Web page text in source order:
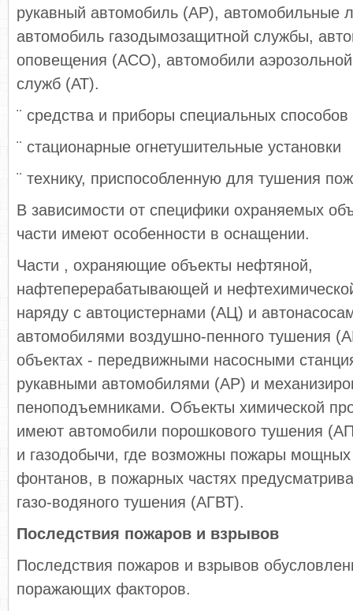
рукавный автомобиль (АР), автомобильные
автомобиль газодымозащитной службы,
оповещения (АСО), автомобили аэрозольной
служб (АТ).
¨ средства и приборы специальных
¨ стационарные огнетушительные установки
¨ технику, приспособленную для тушения
В зависимости от специфики охраняемых
части имеют особенности в оснащении.
Части , охраняющие объекты нефтяной,
нафтеперерабатывающей и
наряду с автоцистернами (АЦ) и
автомобилями воздушно-пенного тушения
объектах - передвижными насосными
рукавными автомобилями (АР) и
пеноподъемниками. Объекты химической
имеют автомобили порошкового тушения
и газодобычи, где возможны пожары
фонтанов, в пожарных частях
газо-водяного тушения (АГВТ).
Последствия пожаров и взрывов
Последствия пожаров и взрывов
поражающих факторов.